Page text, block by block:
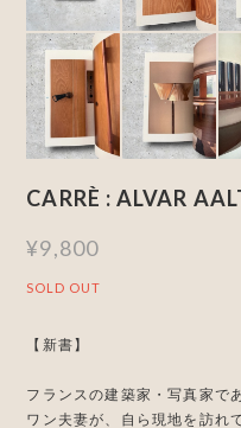
CARRÈ : ALVAR
¥9,800
SOLD OUT
【新書】
フランスの建築家・写真家で
ワン夫妻が、自ら現地を訪れ